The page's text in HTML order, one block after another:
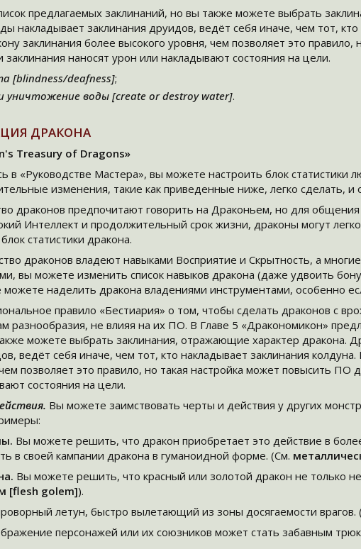
предлагаемых заклинаний, но вы также можете выбрать
накладывает заклинания друидов, ведёт себя иначе, чем тот,
заклинания более высокого уровня, чем позволяет это
заклинания наносят урон или накладывают состояния на цели.
[blindness/deafness];
уничтожение воды [create or destroy water].
ДРАКОНА
Treasury of Dragons»
в «Руководстве Мастера», вы можете настроить блок статистики
изменения, такие как приведенные ниже, легко сделать,
драконов предпочитают говорить на Драконьем, но для
Интеллект и продолжительный срок жизни, драконы могут
статистики дракона.
драконов владеют навыками Восприятие и Скрытность, а
вы можете изменить список навыков дракона (даже удвоить
можете наделить дракона владениями инструментами, особенно
правило «Бестиария» о том, чтобы сделать драконов с
разнообразия, не влияя на их ПО. В Главе 5 «Дракономикон»
можете выбрать заклинания, отражающие характер дракона.
ведёт себя иначе, чем тот, кто накладывает заклинания
позволяет это правило, но такая настройка может повысить ПО
состояния на цели.
Вы можете заимствовать черты и действия у других
Вы можете решить, что дракон приобретает это действие в
в своей кампании дракона в гуманоидной форме. (См.
Вы можете решить, что красный или золотой дракон не только
[flesh golem]).
летун, быстро вылетающий из зоны досягаемости врагов.
персонажей или их союзников может стать забавным